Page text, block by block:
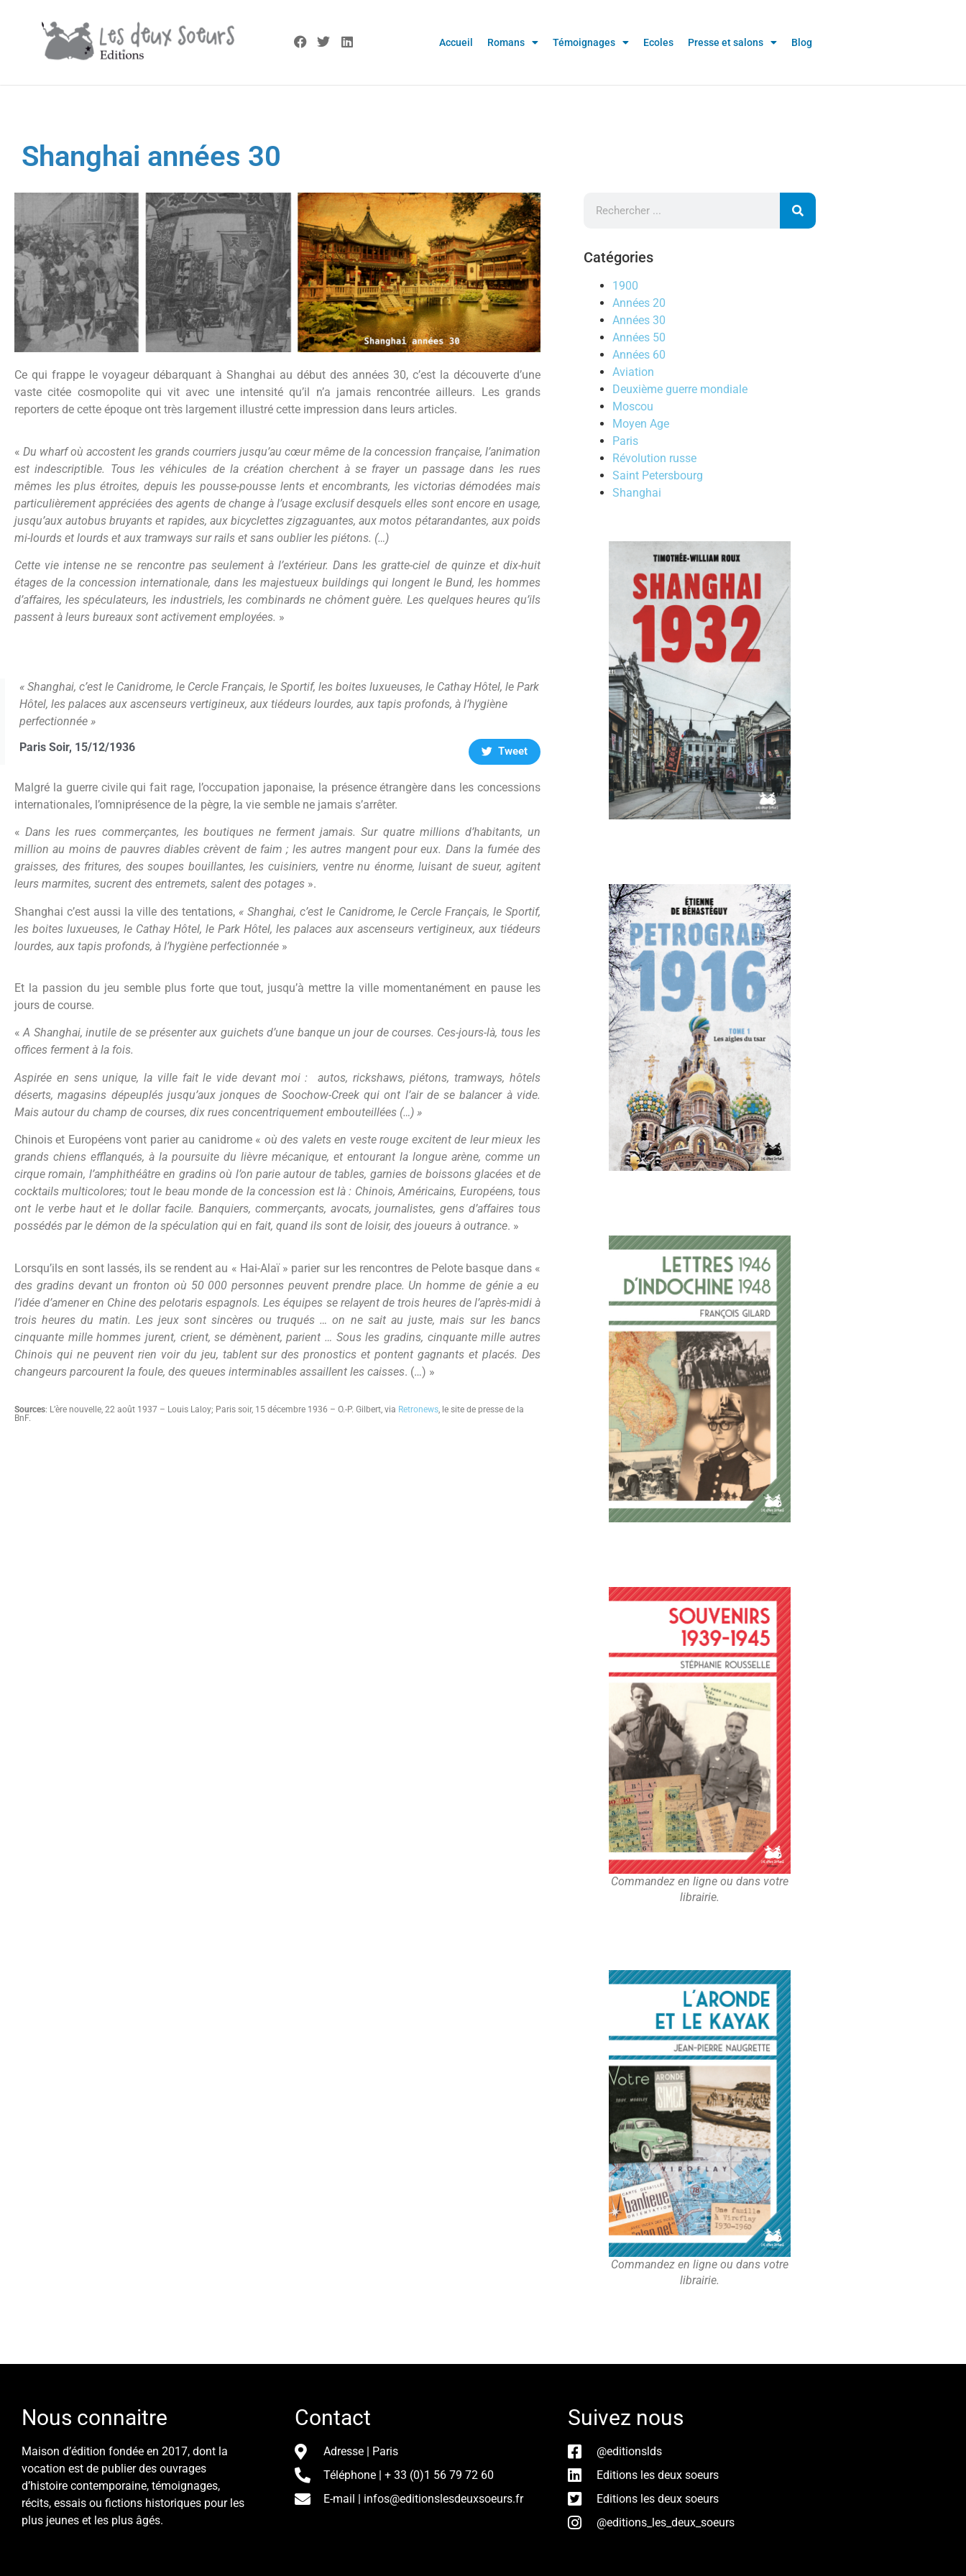
Accueil Romans Témoignages Ecoles Presse et salons Blog
Shanghai années 30
Ce qui frappe le voyageur débarquant à Shanghai au début des années 30, c’est la découverte d’une
vaste citée cosmopolite qui vit avec une intensité qu’il n’a jamais rencontrée ailleurs. Les grands
reporters de cette époque ont très largement illustré cette impression dans leurs articles.
« Du wharf où accostent les grands courriers jusqu’au cœur même de la concession française, l’animation
est indescriptible. Tous les véhicules de la création cherchent à se frayer un passage dans les rues
mêmes les plus étroites, depuis les pousse-pousse lents et encombrants, les victorias démodées mais
particulièrement appréciées des agents de change à l’usage exclusif desquels elles sont encore en usage,
jusqu’aux autobus bruyants et rapides, aux bicyclettes zigzaguantes, aux motos pétarandantes, aux poids
mi-lourds et lourds et aux tramways sur rails et sans oublier les piétons. (…)
Cette vie intense ne se rencontre pas seulement à l’extérieur. Dans les gratte-ciel de quinze et dix-huit
étages de la concession internationale, dans les majestueux buildings qui longent le Bund, les hommes
d’affaires, les spéculateurs, les industriels, les combinards ne chôment guère. Les quelques heures qu’ils
passent à leurs bureaux sont activement employées. »
« Shanghai, c’est le Canidrome, le Cercle Français, le Sportif, les boites luxueuses, le Cathay Hôtel, le Park
Hôtel, les palaces aux ascenseurs vertigineux, aux tiédeurs lourdes, aux tapis profonds, à l’hygiène
perfectionnée »
Paris Soir, 15/12/1936
Tweet
Malgré la guerre civile qui fait rage, l’occupation japonaise, la présence étrangère dans les concessions
internationales, l’omniprésence de la pègre, la vie semble ne jamais s’arrêter.
«Dans les rues commerçantes, les boutiques ne ferment jamais. Sur quatre millions d’habitants, un
million au moins de pauvres diables crèvent de faim ; les autres mangent pour eux. Dans la fumée des
graisses, des fritures, des soupes bouillantes, les cuisiniers, ventre nu énorme, luisant de sueur, agitent
leurs marmites, sucrent des entremets, salent des potages ».
Shanghai c’est aussi la ville des tentations, « Shanghai, c’est le Canidrome, le Cercle Français, le Sportif,
les boites luxueuses, le Cathay Hôtel, le Park Hôtel, les palaces aux ascenseurs vertigineux, aux tiédeurs
lourdes, aux tapis profonds, à l’hygiène perfectionnée »
Et la passion du jeu semble plus forte que tout, jusqu’à mettre la ville momentanément en pause les
jours de course.
«A Shanghai, inutile de se présenter aux guichets d’une banque un jour de courses. Ces-jours-là, tous les
offices ferment à la fois.
Aspirée en sens unique, la ville fait le vide devant moi : autos, rickshaws, piétons, tramways, hôtels
déserts, magasins dépeuplés jusqu’aux jonques de Soochow-Creek qui ont l’air de se balancer à vide.
Mais autour du champ de courses, dix rues concentriquement embouteillées (…) »
Chinois et Européens vont parier au canidrome « où des valets en veste rouge excitent de leur mieux les
grands chiens efflanqués, à la poursuite du lièvre mécanique, et entourant la longue arène, comme un
cirque romain, l’amphithéâtre en gradins où l’on parie autour de tables, garnies de boissons glacées et de
cocktails multicolores; tout le beau monde de la concession est là : Chinois, Américains, Européens, tous
ont le verbe haut et le dollar facile. Banquiers, commerçants, avocats, journalistes, gens d’affaires tous
possédés par le démon de la spéculation qui en fait, quand ils sont de loisir, des joueurs à outrance. »
Lorsqu’ils en sont lassés, ils se rendent au « Hai-Alaï » parier sur les rencontres de Pelote basque dans «
des gradins devant un fronton où 50 000 personnes peuvent prendre place. Un homme de génie a eu
l’idée d’amener en Chine des pelotaris espagnols. Les équipes se relayent de trois heures de l’après-midi à
trois heures du matin. Les jeux sont sincères ou truqués … on ne sait au juste, mais sur les bancs
cinquante mille hommes jurent, crient, se démènent, parient … Sous les gradins, cinquante mille autres
Chinois qui ne peuvent rien voir du jeu, tablent sur des pronostics et pontent gagnants et placés. Des
changeurs parcourent la foule, des queues interminables assaillent les caisses. (…) »
Sources: L’ère nouvelle, 22 août 1937 – Louis Laloy; Paris soir, 15 décembre 1936 – O.-P. Gilbert, via Retronews, le site de presse de la
BnF.
Catégories
1900
Années 20
Années 30
Années 50
Années 60
Aviation
Deuxième guerre mondiale
Moscou
Moyen Age
Paris
Révolution russe
Saint Petersbourg
Shanghai
Commandez en ligne ou dans votre
librairie.
Commandez en ligne ou dans votre
librairie.
Nous connaitre
Maison d’édition fondée en 2017, dont la
vocation est de publier des ouvrages
d’histoire contemporaine, témoignages,
récits, essais ou fictions historiques pour les
plus jeunes et les plus âgés.
Contact
Adresse | Paris
Téléphone | + 33 (0)1 56 79 72 60
E-mail | infos@editionslesdeuxsoeurs.fr
Suivez nous
@editionslds
Editions les deux soeurs
Editions les deux soeurs
@editions_les_deux_soeurs